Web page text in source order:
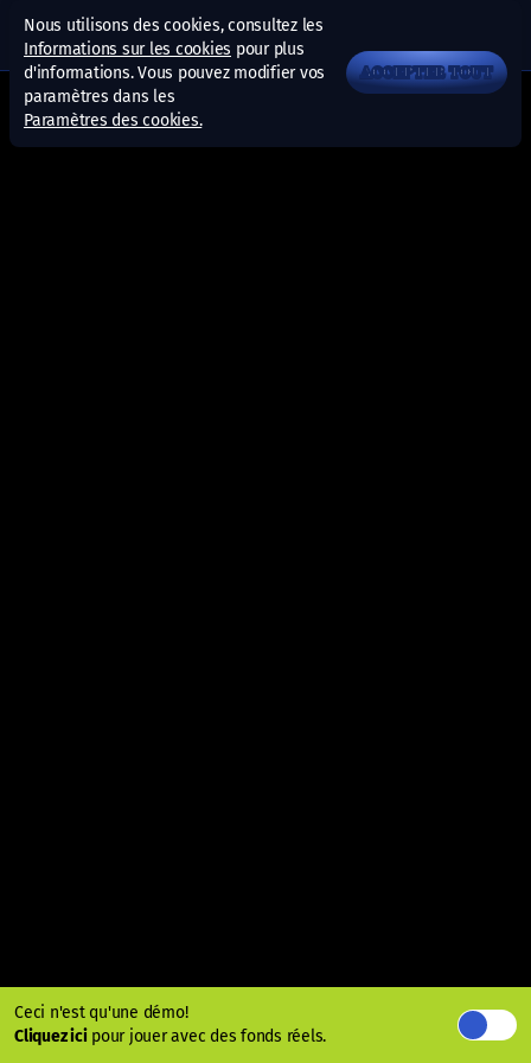
Ceci n'est qu'une démo!
Cliquez icipour jouer avec des fonds réels.
Nous utilisons des cookies, consultez les
Informations sur les cookies pour plus
d'informations. Vous pouvez modifier vos
paramètres dans les
Paramètres des cookies.
ACCEPTER TOUT